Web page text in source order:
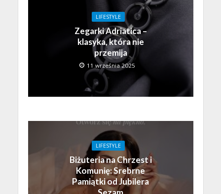
LIFESTYLE
Zegarki Adriatica –
klasyka, która nie
przemija
11 września 2025
LIFESTYLE
Biżuteria na Chrzest i
Komunię: Srebrne
Pamiątki od Jubilera